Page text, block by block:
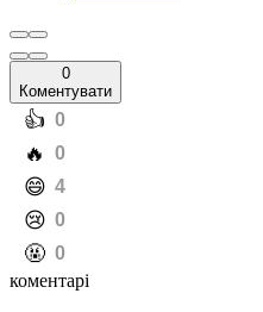
0
Коментувати
️👍 0
️🔥 0
️😄 4
️😢 0
️🤬 0
коментарі